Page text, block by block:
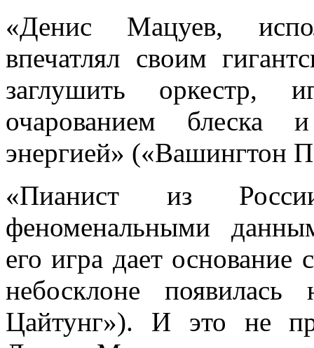
«Денис Мацуев,
впечатлял своим
заглушить оркестр,
очарованием блеска
энергией» («Вашингтон
«Пианист из
феноменальными
его игра дает основание
небосклоне
Цайтунг»). И это не